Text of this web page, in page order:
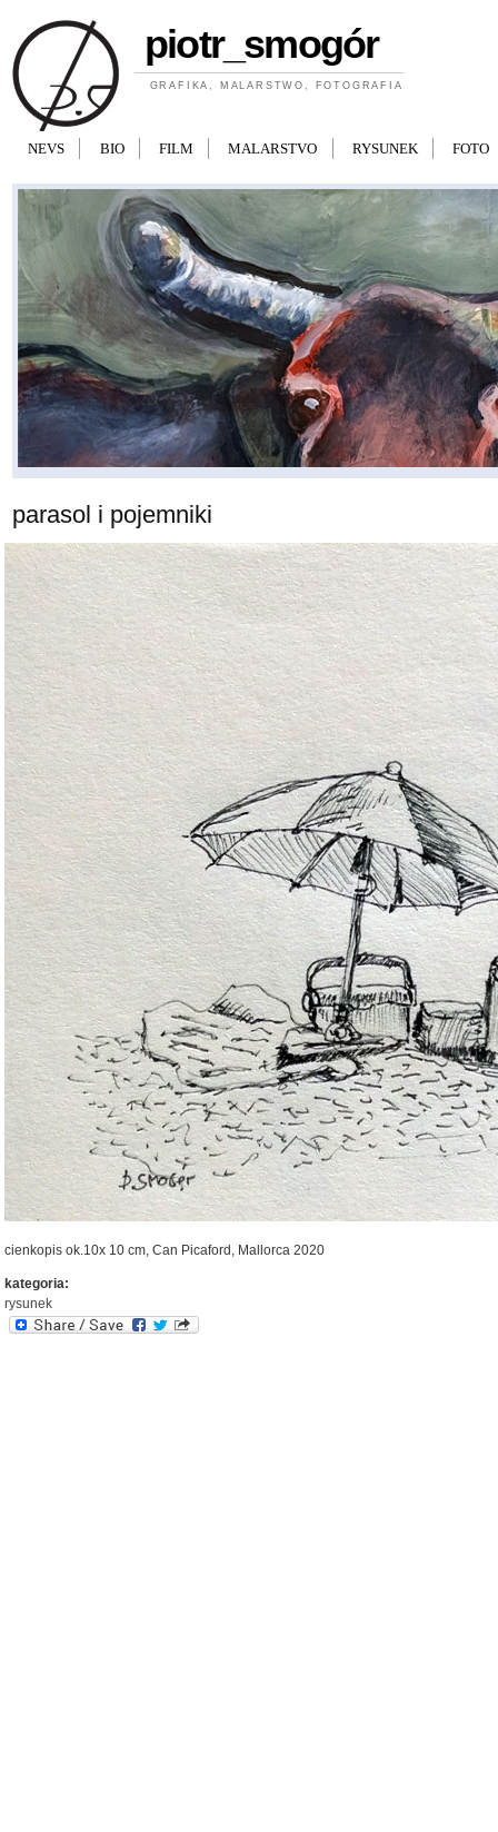
piotr_smogór
GRAFIKA, MALARSTWO, FOTOGRAFIA
NEVS BIO FILM MALARSTVO RYSUNEK FOTO
parasol i pojemniki
cienkopis ok.10x 10 cm, Can Picaford, Mallorca 2020
kategoria:
rysunek